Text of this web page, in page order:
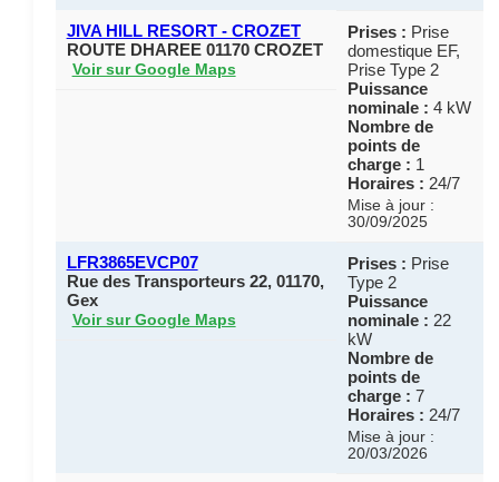
JIVA HILL RESORT - CROZET
ROUTE DHAREE 01170 CROZET
Voir sur Google Maps
Prises : Prise
domestique EF,
Prise Type 2
Puissance
nominale : 4 kW
Nombre de
points de
charge : 1
Horaires : 24/7
Mise à jour :
30/09/2025
LFR3865EVCP07
Rue des Transporteurs 22, 01170,
Gex
Voir sur Google Maps
Prises : Prise
Type 2
Puissance
nominale : 22
kW
Nombre de
points de
charge : 7
Horaires : 24/7
Mise à jour :
20/03/2026